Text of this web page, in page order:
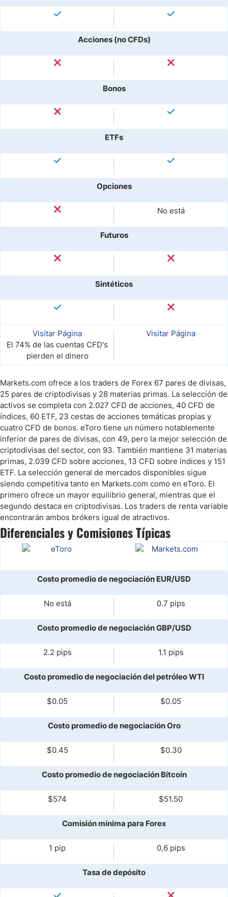
Acciones (no CFDs)
Bonos
ETFs
Opciones
No está
Futuros
Sintéticos
Visitar Página
El 74% de las cuentas CFD's
pierden el dinero
Visitar Página
Markets.com ofrece a los traders de Forex 67 pares de divisas,
25 pares de criptodivisas y 28 materias primas. La selección de
activos se completa con 2.027 CFD de acciones, 40 CFD de
índices, 60 ETF, 23 cestas de acciones temáticas propias y
cuatro CFD de bonos. eToro tiene un número notablemente
inferior de pares de divisas, con 49, pero la mejor selección de
criptodivisas del sector, con 93. También mantiene 31 materias
primas, 2.039 CFD sobre acciones, 13 CFD sobre índices y 151
ETF. La selección general de mercados disponibles sigue
siendo competitiva tanto en Markets.com como en eToro. El
primero ofrece un mayor equilibrio general, mientras que el
segundo destaca en criptodivisas. Los traders de renta variable
encontrarán ambos brókers igual de atractivos.
Diferenciales y Comisiones Típicas
Costo promedio de negociación EUR/USD
No está 0.7 pips
Costo promedio de negociación GBP/USD
2.2 pips 1.1 pips
Costo promedio de negociación del petróleo WTI
$0.05 $0.05
Costo promedio de negociación Oro
$0.45 $0.30
Costo promedio de negociación Bitcoin
$574 $51.50
Comisión mínima para Forex
1 pip 0,6 pips
Tasa de depósito